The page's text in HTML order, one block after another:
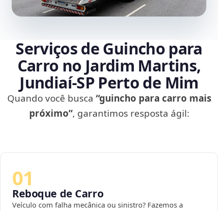
Serviços de Guincho para
Carro no Jardim Martins,
Jundiaí‑SP Perto de Mim
Quando você busca “guincho para carro mais
próximo”, garantimos resposta ágil:
01
Reboque de Carro
Veículo com falha mecânica ou sinistro? Fazemos a